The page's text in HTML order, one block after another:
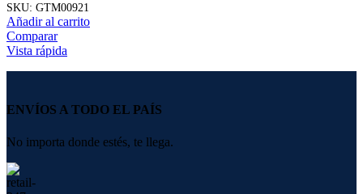
SKU: GTM00921
Añadir al carrito
Comparar
Vista rápida
ENVÍOS A TODO EL PAÍS
No importa donde estés, te llega.